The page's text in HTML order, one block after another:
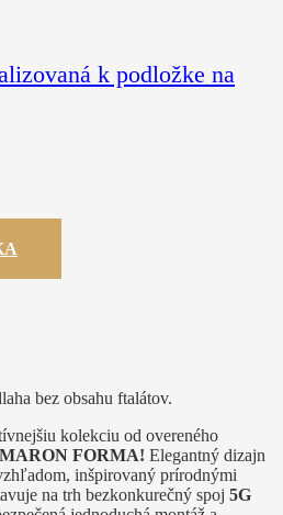
k podložke na
bez obsahu ftalátov.
kolekciu od overeného
FORMA! Elegantný dizajn
inšpirovaný prírodnými
na trh bezkonkurečný spoj 5G